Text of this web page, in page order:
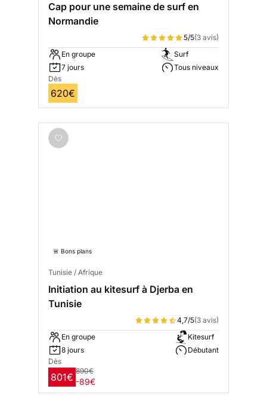
Cap pour une semaine de surf en
Normandie
5/5(3 avis)
En groupe
7 jours
Surf
Tous niveaux
Dès
620€
🚨 Bons plans
Tunisie / Afrique
Initiation au kitesurf à Djerba en
Tunisie
4,7/5(3 avis)
En groupe
8 jours
Kitesurf
Débutant
Dès
801€
890€
-89€